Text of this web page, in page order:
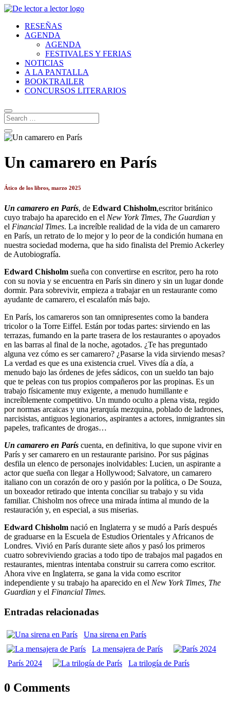
RESEÑAS
AGENDA
AGENDA
FESTIVALES Y FERIAS
NOTICIAS
A LA PANTALLA
BOOKTRAILER
CONCURSOS LITERARIOS
Un camarero en París
Ático de los libros, marzo 2025
Un camarero en París, de Edward Chisholm,escritor británico
cuyo trabajo ha aparecido en el New York Times, The Guardian y
el Financial Times. La increíble realidad de la vida de un camarero
en París, un retrato de lo mejor y lo peor de la condición humana en
nuestra sociedad moderna, que ha sido finalista del Premio Ackerley
de Autobiografía.
Edward Chisholm sueña con convertirse en escritor, pero ha roto
con su novia y se encuentra en París sin dinero y sin un lugar donde
dormir. Para sobrevivir, empieza a trabajar en un restaurante como
ayudante de camarero, el escalafón más bajo.
En París, los camareros son tan omnipresentes como la bandera
tricolor o la Torre Eiffel. Están por todas partes: sirviendo en las
terrazas, fumando en la parte trasera de los restaurantes o apoyados
en las barras al final de la noche, agotados. ¿Te has preguntado
alguna vez cómo es ser camarero? ¿Pasarse la vida sirviendo mesas?
La verdad es que es una existencia cruel. Vives día a día, a
menudo bajo las órdenes de jefes sádicos, con un sueldo tan bajo
que te peleas con tus propios compañeros por las propinas. Es un
trabajo físicamente muy exigente, a menudo humillante e
increíblemente competitivo. Un mundo oculto a plena vista, regido
por normas arcaicas y una jerarquía mezquina, poblado de ladrones,
narcisistas, antiguos legionarios, aspirantes a actores, inmigrantes sin
papeles, traficantes de drogas…
Un camarero en París cuenta, en definitiva, lo que supone vivir en
París y ser camarero en un restaurante parisino. Por sus páginas
desfila un elenco de personajes inolvidables: Lucien, un aspirante a
actor que sueña con llegar a Hollywood; Salvatore, un camarero
italiano con un corazón de oro y pasión por la política, o De Souza,
un boxeador retirado que intenta conciliar su trabajo y su vida
familiar. Chisholm nos ofrece una mirada íntima al mundo de la
restauración y, en especial, a sus miserias.
Edward Chisholm nació en Inglaterra y se mudó a París después
de graduarse en la Escuela de Estudios Orientales y Africanos de
Londres. Vivió en París durante siete años y pasó los primeros
cuatro sobreviviendo gracias a todo tipo de trabajos mal pagados en
restaurantes, mientras intentaba construir su carrera como escritor.
Ahora vive en Inglaterra, se gana la vida como escritor
independiente y su trabajo ha aparecido en el New York Times, The
Guardian y el Financial Times.
Entradas relacionadas
Una sirena en París
La mensajera de París
París 2024
La trilogía de París
0 Comments